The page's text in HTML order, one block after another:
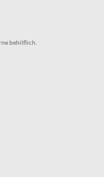
behilflich.